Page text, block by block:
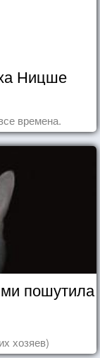
Ницше
времена.
пошутила
хозяев)